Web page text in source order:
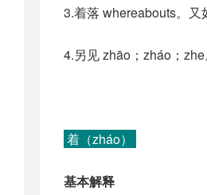
3.着落 whereabouts。又
4.另见 zhāo；zháo；zhe
着（zháo）
基本解释